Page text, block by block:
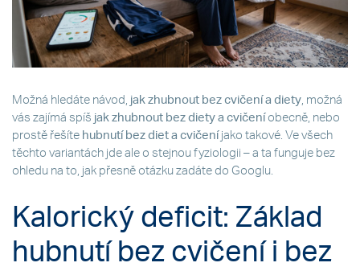
Možná hledáte návod, jak zhubnout bez cvičení a diety, možná
vás zajímá spíš jak zhubnout bez diety a cvičení obecně, nebo
prostě řešíte hubnutí bez diet a cvičení jako takové. Ve všech
těchto variantách jde ale o stejnou fyziologii – a ta funguje bez
ohledu na to, jak přesně otázku zadáte do Googlu.
Kalorický deficit: Základ
hubnutí bez cvičení i bez